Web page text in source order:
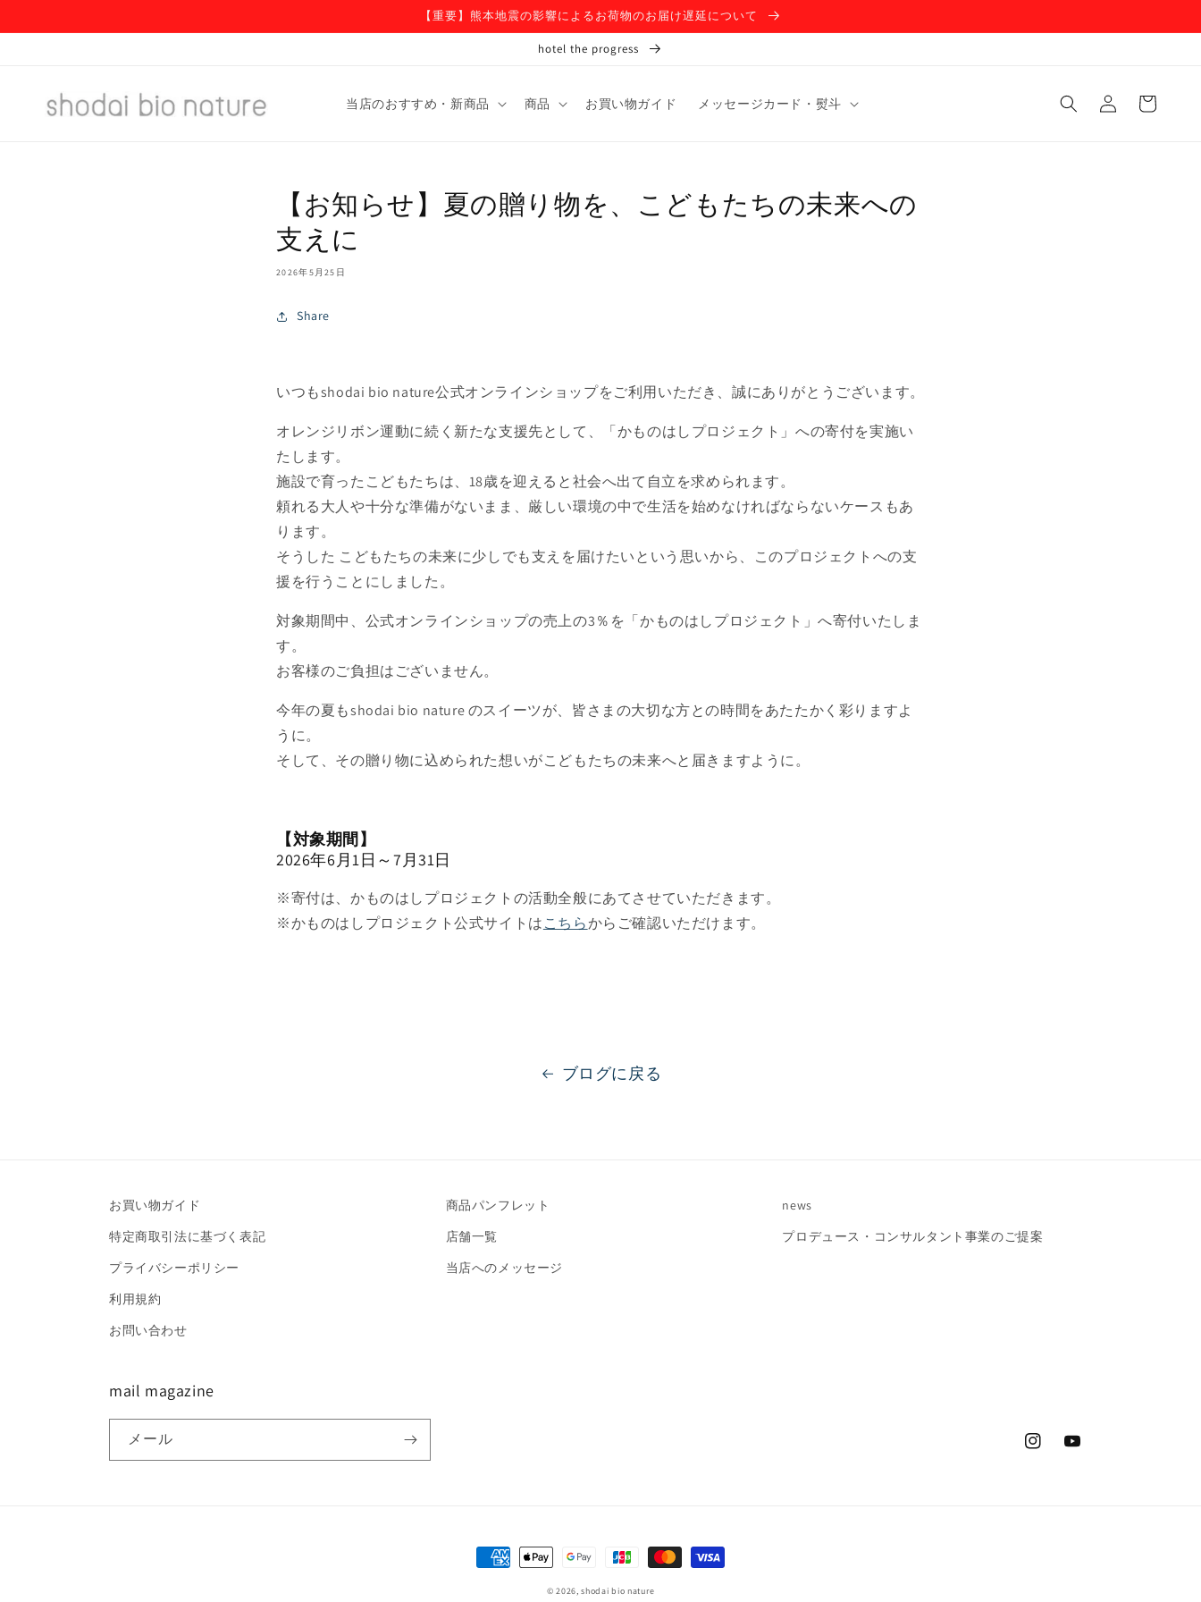
進む
【重要】熊本地震の影響によるお荷物のお届け遅延について
hotel the progress
当店のおすすめ・新商品 商品 お買い物ガイド メッセージカード・熨斗
グ
イ
ー
【お知らせ】夏の贈り物を、こどもたちの未来への
支えに
2026年5月25日
Share
いつもshodai bio nature公式オンラインショップをご利用いただき、誠にありがとうございます。
オレンジリボン運動に続く新たな支援先として、「かものはしプロジェクト」への寄付を実施い
たします。
施設で育ったこどもたちは、18歳を迎えると社会へ出て自立を求められます。
頼れる大人や十分な準備がないまま、厳しい環境の中で生活を始めなければならないケースもあ
ります。
そうした こどもたちの未来に少しでも支えを届けたいという思いから、このプロジェクトへの支
援を行うことにしました。
対象期間中、公式オンラインショップの売上の3％を「かものはしプロジェクト」へ寄付いたしま
す。
お客様のご負担はございません。
今年の夏もshodai bio nature のスイーツが、皆さまの大切な方との時間をあたたかく彩りますよ
うに。
そして、その贈り物に込められた想いがこどもたちの未来へと届きますように。
【対象期間】
2026年6月1日～7月31日
※寄付は、かものはしプロジェクトの活動全般にあてさせていただきます。
※かものはしプロジェクト公式サイトはこちらからご確認いただけます。
ブログに戻る
お買い物ガイド
特定商取引法に基づく表記
プライバシーポリシー
利用規約
お問い合わせ
商品パンフレット
店舗一覧
当店へのメッセージ
news
プロデュース・コンサルタント事業のご提案
mail magazine
メール
InstagramYouTube
© 2026,shodai bio nature